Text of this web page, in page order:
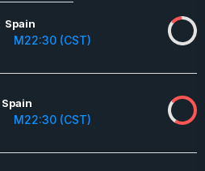
Spain
M22:30 (CST)
Spain
M22:30 (CST)